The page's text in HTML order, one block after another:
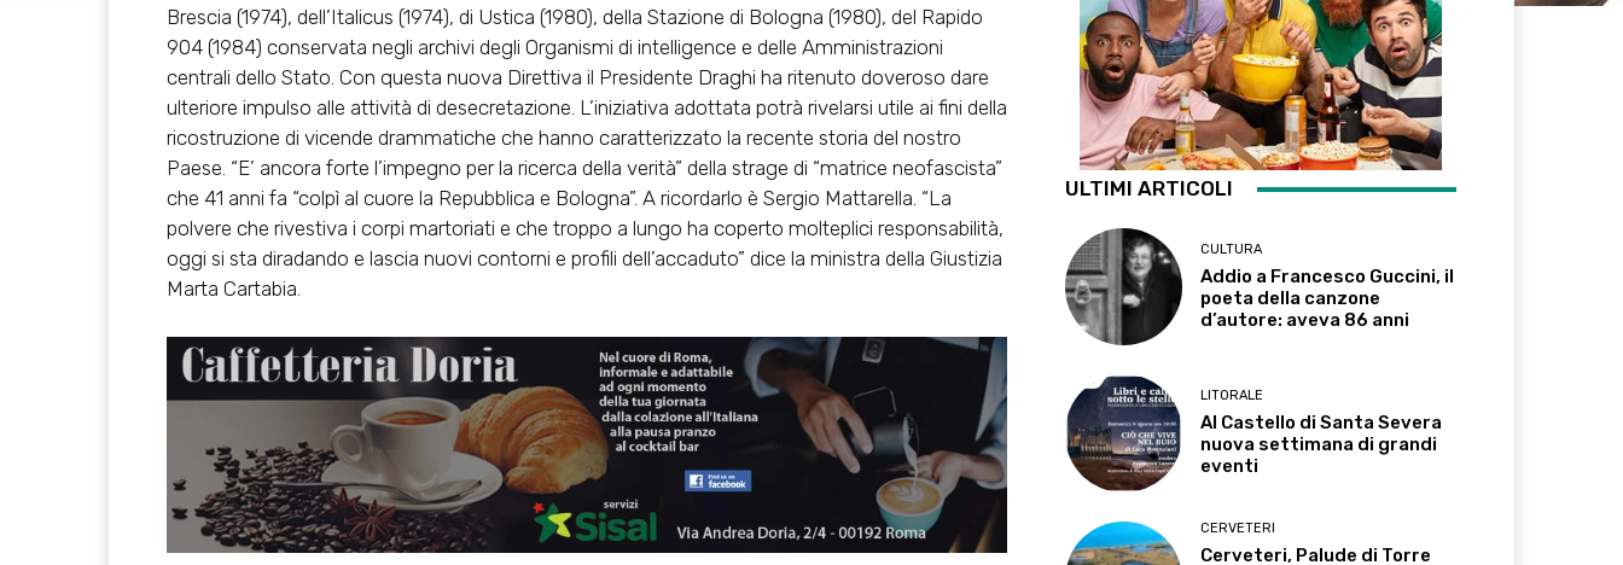
Brescia (1974), dell’Italicus (1974), di Ustica (1980), della Stazione di Bologna (1980), del Rapido
904 (1984) conservata negli archivi degli Organismi di intelligence e delle Amministrazioni
centrali dello Stato. Con questa nuova Direttiva il Presidente Draghi ha ritenuto doveroso dare
ulteriore impulso alle attività di desecretazione. L’iniziativa adottata potrà rivelarsi utile ai fini della
ricostruzione di vicende drammatiche che hanno caratterizzato la recente storia del nostro
Paese. “E’ ancora forte l’impegno per la ricerca della verità” della strage di “matrice neofascista”
che 41 anni fa “colpì al cuore la Repubblica e Bologna”. A ricordarlo è Sergio Mattarella. “La
polvere che rivestiva i corpi martoriati e che troppo a lungo ha coperto molteplici responsabilità,
oggi si sta diradando e lascia nuovi contorni e profili dell’accaduto” dice la ministra della Giustizia
Marta Cartabia.
ULTIMI ARTICOLI
CULTURA
Addio a Francesco Guccini, il
poeta della canzone
d’autore: aveva 86 anni
LITORALE
Al Castello di Santa Severa
nuova settimana di grandi
eventi
CERVETERI
Cerveteri, Palude di Torre